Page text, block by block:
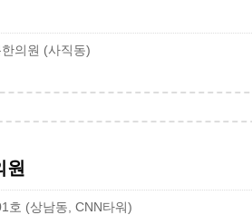
의원 (사직동)
원
호 (상남동, CNN타워)